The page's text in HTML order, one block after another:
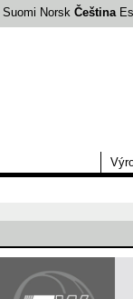
Suomi Norsk Čeština